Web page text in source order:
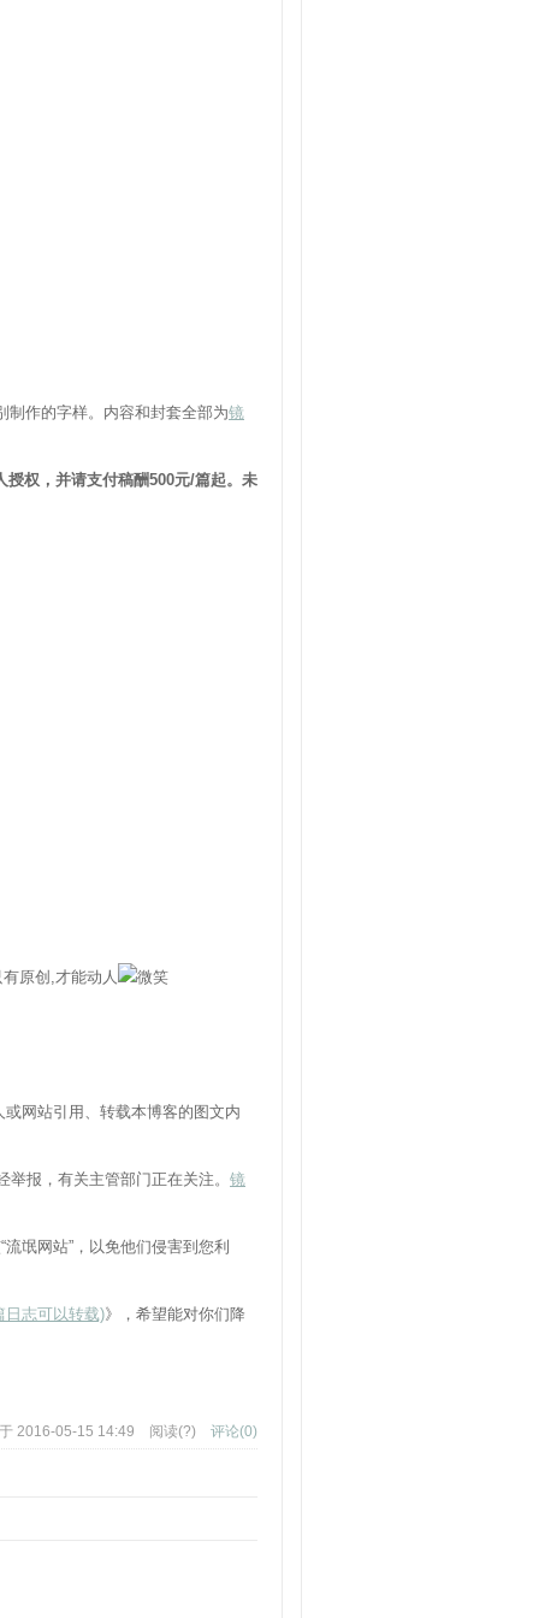
制作的字样。内容和封套全部为镜
权，并请支付稿酬500元/篇起。未
原创,才能动人
或网站引用、转载本博客的图文内
举报，有关主管部门正在关注。 镜
氓网站”，以免他们侵害到您利
日志可以转载)》，希望能对你们降
2016-05-15 14:49 阅读(?) 评论(0)